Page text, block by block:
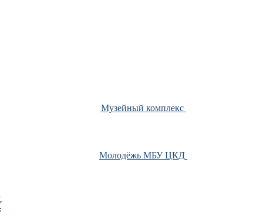
Музейный комплекс
Молодёжь МБУ ЦКД